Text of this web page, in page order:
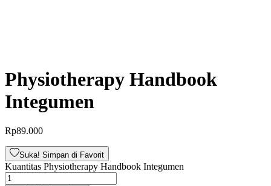
Physiotherapy Handbook
Integumen
Rp89.000
Suka! Simpan di Favorit
Kuantitas Physiotherapy Handbook Integumen